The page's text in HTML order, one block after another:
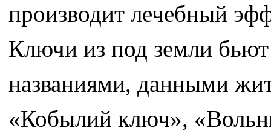
производит лечебный
Ключи из под земли
названиями, данными
«Кобылий ключ»,